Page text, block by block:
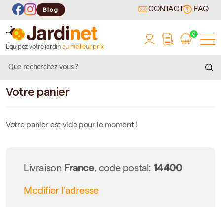
Blog CONTACT FAQ
Équipez votre jardin au meilleur prix
0
Votre panier
Votre panier est vide pour le moment !
Livraison France, code postal: 14400
Modifier l'adresse